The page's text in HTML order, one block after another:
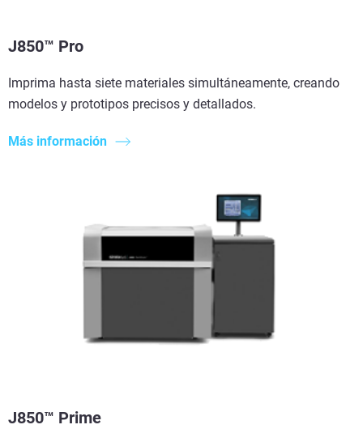
J850™ Pro
Imprima hasta siete materiales simultáneamente, creando
modelos y prototipos precisos y detallados.
Más información
J850™ Prime